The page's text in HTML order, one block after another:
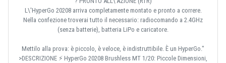
L\'HyperGo 20208 arriva completamente montato e pronto a correre.
Nella confezione troverai tutto il necessario: radiocomando a 2.4GHz
(senza batterie), batteria LiPo e caricatore.
Mettilo alla prova: è piccolo, è veloce, è indistruttibile. È un HyperGo."
>DESCRIZIONE ⚡ HyperGo 20208 Brushless MT 1/20: Piccole Dimensioni,